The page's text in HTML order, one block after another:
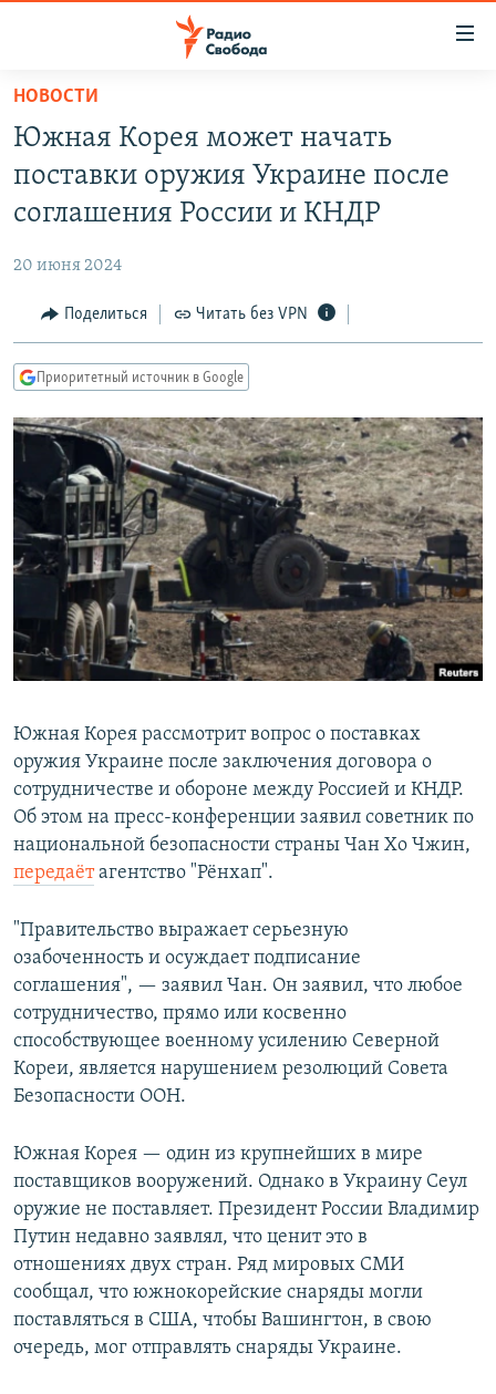
упрощенного
доступа
основному
Вернутся
Вернутся
поиску
АВТОРСКИЕ ПРОЕКТЫ
МНЕНИЯ
КУЛЬТУРА
КАВКАЗ.РЕАЛИИ
СЕВЕР.РЕАЛИИ
СИБИРЬ.РЕАЛИИ
РАСПИСАНИЕ ВЕЩАНИЯ
ПОДПИШИТЕСЬ НА РАССЫЛКУ
СОЦИАЛЬНЫЕ СЕТИ
Все сайты РСЕ/РС
НОВОСТИ
Южная Корея может начать
поставки оружия Украине после
соглашения России и КНДР
20 июня 2024
Поделиться Читать без VPN
Приоритетный источник в Google
Южная Корея рассмотрит вопрос о поставках
оружия Украине после заключения договора о
сотрудничестве и обороне между Россией и КНДР.
Об этом на пресс-конференции заявил советник по
национальной безопасности страны Чан Хо Чжин,
передаётагентство "Рёнхап".
"Правительство выражает серьезную
озабоченность и осуждает подписание
соглашения", — заявил Чан. Он заявил, что любое
сотрудничество, прямо или косвенно
способствующее военному усилению Северной
Кореи, является нарушением резолюций Совета
Безопасности ООН.
Южная Корея — один из крупнейших в мире
поставщиков вооружений. Однако в Украину Сеул
оружие не поставляет. Президент России Владимир
Путин недавно заявлял, что ценит это в
отношениях двух стран. Ряд мировых СМИ
сообщал, что южнокорейские снаряды могли
поставляться в США, чтобы Вашингтон, в свою
очередь, мог отправлять снаряды Украине.